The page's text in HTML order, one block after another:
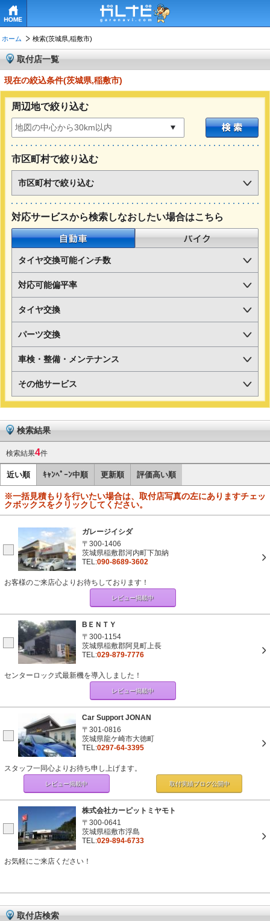
ホーム 検索(茨城県,稲敷市)
取付店一覧
現在の絞込条件(茨城県,稲敷市)
周辺地で絞り込む
市区町村で絞り込む
市区町村で絞り込む
対応サービスから検索しなおしたい場合はこちら
自動車
タイヤ交換可能インチ数
対応可能偏平率
タイヤ交換
パーツ交換
車検・整備・メンテナンス
その他サービス
検索結果
検索結果4件
近い順 ｷｬﾝﾍﾟｰﾝ中順 更新順 評価高い順
※一括見積もりを行いたい場合は、取付店写真の左にありますチェッ
クボックスをクリックしてください。
ガレージイシダ
〒300-1406
茨城県稲敷郡河内町下加納
TEL:090-8689-3602
お客様のご来店心よりお待ちしております！
レビュー掲載中
BＥＮＴＹ
〒300-1154
茨城県稲敷郡阿見町上長
TEL:029-879-7776
センターロック式最新機を導入しました！
レビュー掲載中
Car Support JONAN
〒301-0816
茨城県龍ケ崎市大徳町
TEL:0297-64-3395
スタッフ一同心よりお待ち申し上げます。
レビュー掲載中 取付実績ブログ公開中
株式会社カーピットミヤモト
〒300-0641
茨城県稲敷市浮島
TEL:029-894-6733
お気軽にご来店ください！
取付店検索